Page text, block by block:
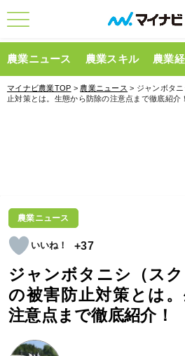
農業ニュース 農業スキル 農業
マイナビ農業TOP > 農業ニュース > ジャンボタ
止対策とは。生態から防除の注意点まで徹底紹介！
農業ニュース
+37
ジャンボタニシ（スク
の被害防止対策とは
注意点まで徹底紹介！